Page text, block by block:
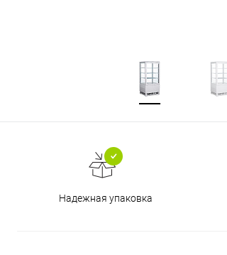
Надежная упаковка